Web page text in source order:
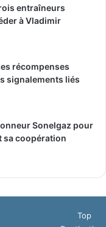
entraîneurs
à Vladimir
récompenses
signalements liés
Sonelgaz pour
sa coopération
Top